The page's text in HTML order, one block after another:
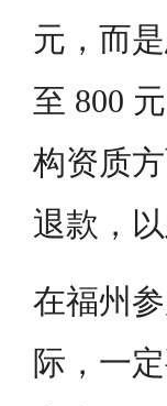
元，而
至 800
构资质
退款，
在福州
际，一